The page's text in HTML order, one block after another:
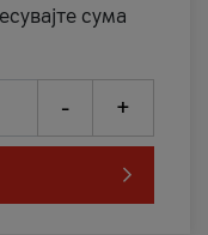
сума
- +